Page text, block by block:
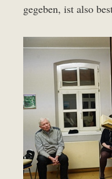
gegeben, ist also